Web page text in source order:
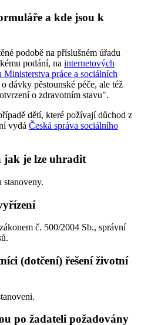
a kde jsou k
podobě na příslušném úřadu
podání, na internetových
práce a sociálních
dávky pěstounské péče, ale též
o zdravotním stavu".
dětí, které požívají důchod z
vydá Česká správa sociálního
jak je lze uhradit
stanoveny.
č. 500/2004 Sb., správní
(dotčení) řešení životní
po žadateli požadovány